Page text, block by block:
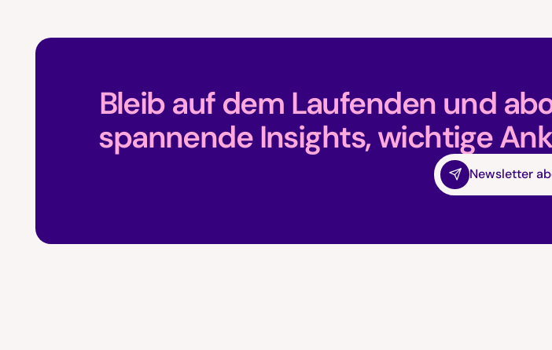
Bleib auf dem Laufenden und
spannende Insights, wichtige
Newsletter